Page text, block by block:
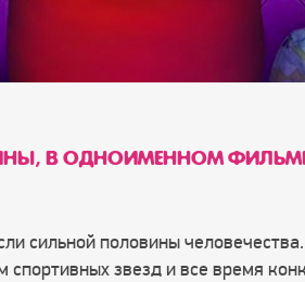
В ОДНОИМЕННОМ
сильной половины
звезд и все время